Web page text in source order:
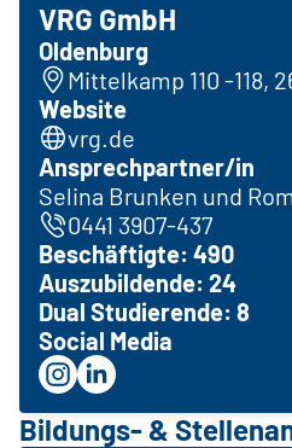
VRG GmbH
Oldenburg
Mittelkamp 110 -118,
Website
vrg.de
Ansprechpartner/in
Selina Brunken und
0441 3907-437
Beschäftigte: 490
Auszubildende: 24
Dual Studierende: 8
Social Media
Bildungs- &